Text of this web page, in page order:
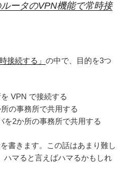
ータのVPN機能で常時接
接続する」 の中で、目的を3つ
VPN で接続する
の事務所で共用する
を2か所の事務所で共用する
書きます。この話はあまり難し
ハマると言えばハマるかもしれ